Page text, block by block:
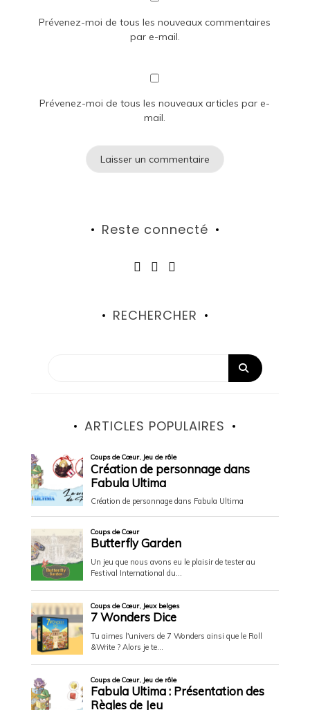
Prévenez-moi de tous les nouveaux commentaires
par e-mail.
Prévenez-moi de tous les nouveaux articles par e-
mail.
Reste connecté
RECHERCHER
ARTICLES POPULAIRES